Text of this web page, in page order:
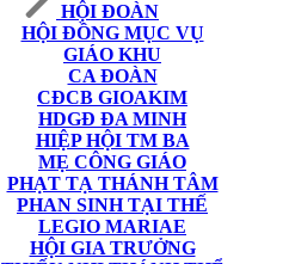
HỘI ĐOÀN
HỘI ĐỒNG MỤC VỤ
GIÁO KHU
CA ĐOÀN
CĐCB GIOAKIM
HDGĐ ĐA MINH
HIỆP HỘI TM BA
MẸ CÔNG GIÁO
PHẠT TẠ THÁNH TÂM
PHAN SINH TẠI THẾ
LEGIO MARIAE
HỘI GIA TRƯỞNG